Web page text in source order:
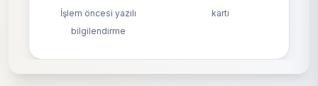
İşlem öncesi yazılı
bilgilendirme
kartı